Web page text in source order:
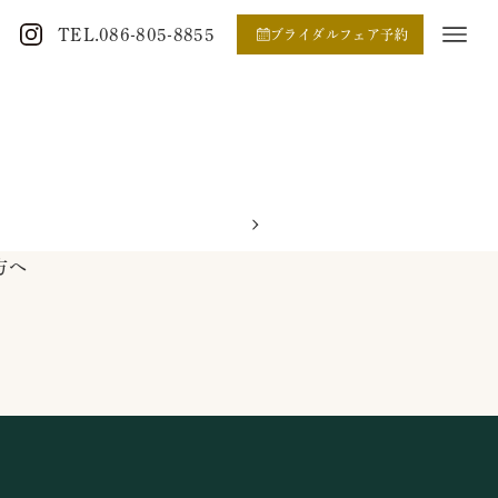
TEL.086-805-8855 ブライダルフェア予約
へ